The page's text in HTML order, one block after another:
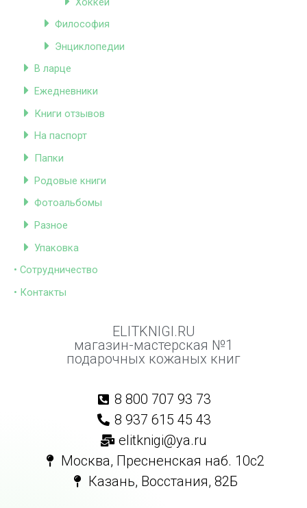
Философия
Энциклопедии
В ларце
Ежедневники
Книги отзывов
На паспорт
Папки
Родовые книги
Фотоальбомы
Разное
Упаковка
• Сотрудничество
• Контакты
ELITKNIGI.RU
магазин-мастерская №1
подарочных кожаных книг
8 800 707 93 73
8 937 615 45 43
elitknigi@ya.ru
Москва, Пресненская наб. 10с2
Казань, Восстания, 82Б